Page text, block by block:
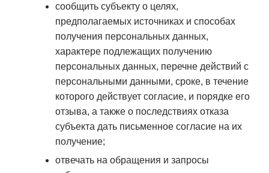
сообщить субъекту о целях,
предполагаемых источниках и способах
получения персональных данных,
характере подлежащих получению
персональных данных, перечне действий с
персональными данными, сроке, в течение
которого действует согласие, и порядке его
отзыва, а также о последствиях отказа
субъекта дать письменное согласие на их
получение;
отвечать на обращения и запросы